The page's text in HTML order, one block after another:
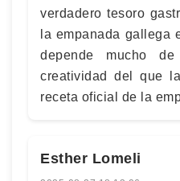
verdadero tesoro
la empanada gallega
depende mucho
creatividad del que
receta oficial de la
Esther Lomeli